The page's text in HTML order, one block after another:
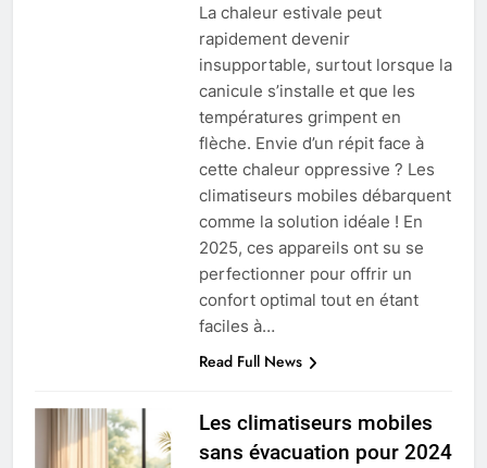
La chaleur estivale peut
rapidement devenir
insupportable, surtout lorsque la
canicule s’installe et que les
températures grimpent en
flèche. Envie d’un répit face à
cette chaleur oppressive ? Les
climatiseurs mobiles débarquent
comme la solution idéale ! En
2025, ces appareils ont su se
perfectionner pour offrir un
confort optimal tout en étant
faciles à…
Read Full News
Les climatiseurs mobiles
sans évacuation pour 2024